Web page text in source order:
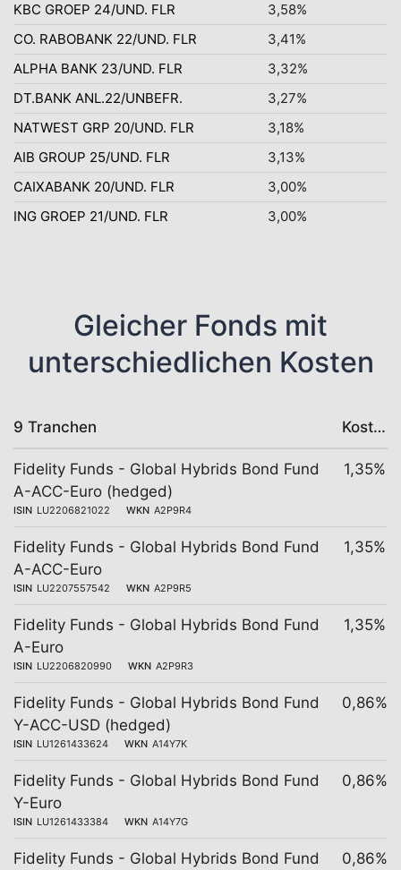
KBC GROEP 24/UND. FLR
3,58%
CO. RABOBANK 22/UND. FLR
3,41%
ALPHA BANK 23/UND. FLR
3,32%
DT.BANK ANL.22/UNBEFR.
3,27%
NATWEST GRP 20/UND. FLR
3,18%
AIB GROUP 25/UND. FLR
3,13%
CAIXABANK 20/UND. FLR
3,00%
ING GROEP 21/UND. FLR
3,00%
Gleicher Fonds mit
unterschiedlichen Kosten
9 Tranchen Kosten
Fidelity Funds - Global Hybrids Bond Fund
A-ACC-Euro (hedged)
ISIN LU2206821022 WKN A2P9R4
1,35%
Fidelity Funds - Global Hybrids Bond Fund
A-ACC-Euro
ISIN LU2207557542 WKN A2P9R5
1,35%
Fidelity Funds - Global Hybrids Bond Fund
A-Euro
ISIN LU2206820990 WKN A2P9R3
1,35%
Fidelity Funds - Global Hybrids Bond Fund
Y-ACC-USD (hedged)
ISIN LU1261433624 WKN A14Y7K
0,86%
Fidelity Funds - Global Hybrids Bond Fund
Y-Euro
ISIN LU1261433384 WKN A14Y7G
0,86%
Fidelity Funds - Global Hybrids Bond Fund 0,86%